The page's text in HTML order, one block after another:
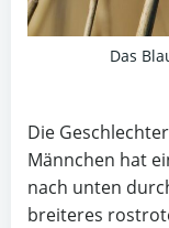
Das
Die
Männchen hat
nach unten
breiteres